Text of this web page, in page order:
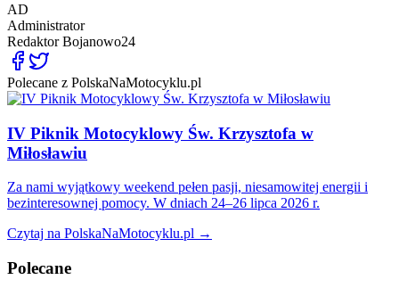
AD
Administrator
RedaktorBojanowo24
Polecane z PolskaNaMotocyklu.pl
IV Piknik Motocyklowy Św. Krzysztofa w
Miłosławiu
Za nami wyjątkowy weekend pełen pasji, niesamowitej energii i
bezinteresownej pomocy. W dniach 24–26 lipca 2026 r.
Czytaj na PolskaNaMotocyklu.pl →
Polecane